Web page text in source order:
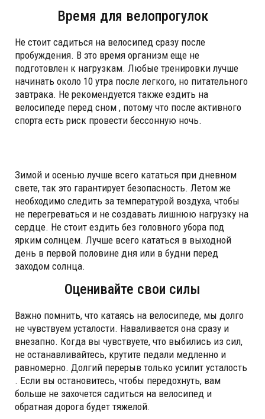
Время для велопрогулок
Не стоит садиться на велосипед сразу после
пробуждения. В это время организм еще не
подготовлен к нагрузкам. Любые тренировки лучше
начинать около 10 утра после легкого, но питательного
завтрака. Не рекомендуется также ездить на
велосипеде перед сном , потому что после активного
спорта есть риск провести бессонную ночь.
Зимой и осенью лучше всего кататься при дневном
свете, так это гарантирует безопасность. Летом же
необходимо следить за температурой воздуха, чтобы
не перегреваться и не создавать лишнюю нагрузку на
сердце. Не стоит ездить без головного убора под
ярким солнцем. Лучше всего кататься в выходной
день в первой половине дня или в будни перед
заходом солнца.
Оценивайте свои силы
Важно помнить, что катаясь на велосипеде, мы долго
не чувствуем усталости. Наваливается она сразу и
внезапно. Когда вы чувствуете, что выбились из сил,
не останавливайтесь, крутите педали медленно и
равномерно. Долгий перерыв только усилит усталость
. Если вы остановитесь, чтобы передохнуть, вам
больше не захочется садиться на велосипед и
обратная дорога будет тяжелой.